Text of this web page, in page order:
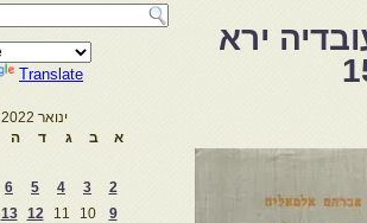
ירא
Translate
ינואר 2022
א
ב ג ד ה
2
3
4
5
6
9
10
11
12
13